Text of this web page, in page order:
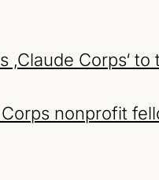
Corps‘ to
nonprofit